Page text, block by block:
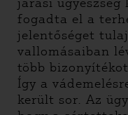
fogadta el a
jelentőséget
vallomásaiban
több
Így a
került sor. Az